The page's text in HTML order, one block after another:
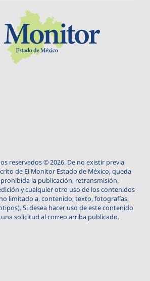
reservados © 2026. De no existir previa
de El Monitor Estado de México, queda
la publicación, retransmisión,
y cualquier otro uso de los contenidos
limitado a, contenido, texto, fotografías,
Si desea hacer uso de este contenido
solicitud al correo arriba publicado.